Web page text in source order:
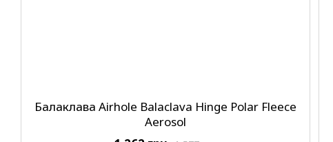
Балаклава Airhole Balaclava Hinge Polar Fleece
Aerosol